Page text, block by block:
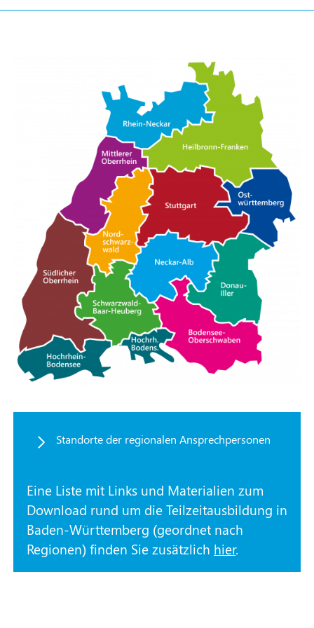
festgelegten Ausbildungsdauer
(2) In Ausnahmefällen kann die
zuständige Stelle auf Antrag
Auszubildender die Ausbildungsdauer
verlängern, wenn die Verlängerung
erforderlich ist, um das Ausbildungsziel
zu erreichen. Vor der Entscheidung
über die Verlängerung sind die
Ausbildenden zu hören.
(3) Für die Entscheidung über die
Verkürzung oder Verlängerung der
Ausbildungsdauer kann der
Hauptausschuss des Bundesinstituts für
Berufsbildung Empfehlungen
beschließen.“
geregelt:
„(5) Bei einer Teilzeitberufsausbildung
kann eine nach den Absätzen 2 bis 4 zu
Standorte der regionalen Ansprechpersonen
Eine Liste mit Links und Materialien zum
Download rund um die Teilzeitausbildung in
Baden-Württemberg (geordnet nach
Regionen) finden Sie zusätzlich hier.